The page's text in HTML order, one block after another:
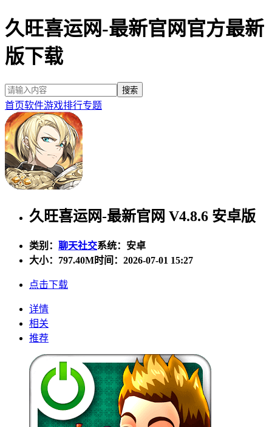
久旺喜运网-最新官网官方最新
版下载
首页软件游戏排行专题
久旺喜运网-最新官网 V4.8.6 安卓版
类别： 聊天社交系统：安卓
大小： 797.40M时间：2026-07-01 15:27
点击下载
详情
相关
推荐